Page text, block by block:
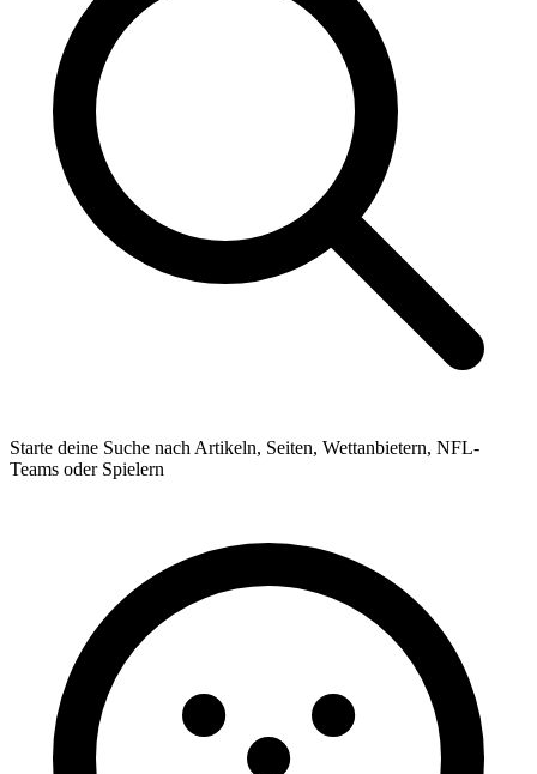
Starte deine Suche nach Artikeln, Seiten, Wettanbietern, NFL-
Teams oder Spielern